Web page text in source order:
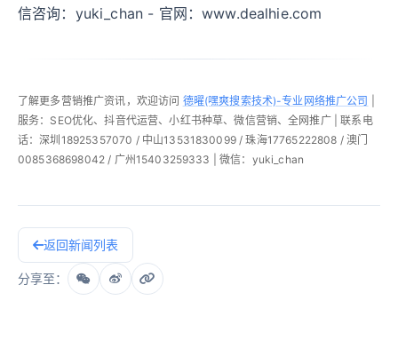
信咨询：yuki_chan - 官网：www.dealhie.com
了解更多营销推广资讯，欢迎访问 德曜(嘿爽搜索技术)-专业网络推广公司
服务：SEO优化、抖音代运营、小红书种草、微信营销、全网推广 | 联系电
话：深圳18925357070 / 中山13531830099 / 珠海17765222808 / 澳门
0085368698042 / 广州15403259333 | 微信：yuki_chan
返回新闻列表
分享至：